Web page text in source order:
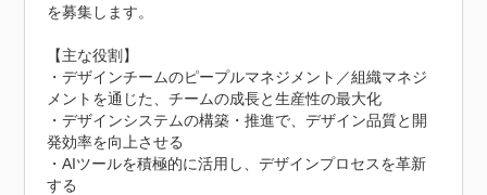
を募集します。
【主な役割】
・デザインチームのピープルマネジメント／組織マネジ
メントを通じた、チームの成長と生産性の最大化
・デザインシステムの構築・推進で、デザイン品質と開
発効率を向上させる
・AIツールを積極的に活用し、デザインプロセスを革新
する